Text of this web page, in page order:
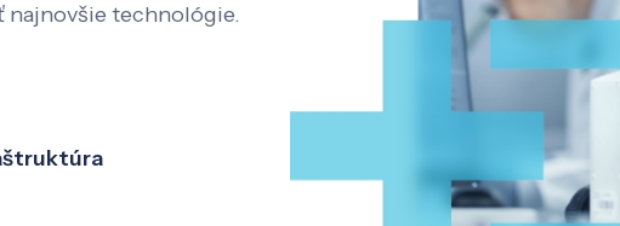
najnovšie technológie.